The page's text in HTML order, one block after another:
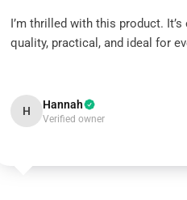
I’m thrilled with this product.
quality, practical, and ideal for
H Hannah
Verified owner